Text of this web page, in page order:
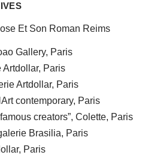
Et Son Roman Reims
Gallery, Paris
Paris
Artdollar, Paris
contemporary, Paris
creators”, Colette, Paris
Brasilia, Paris
Paris